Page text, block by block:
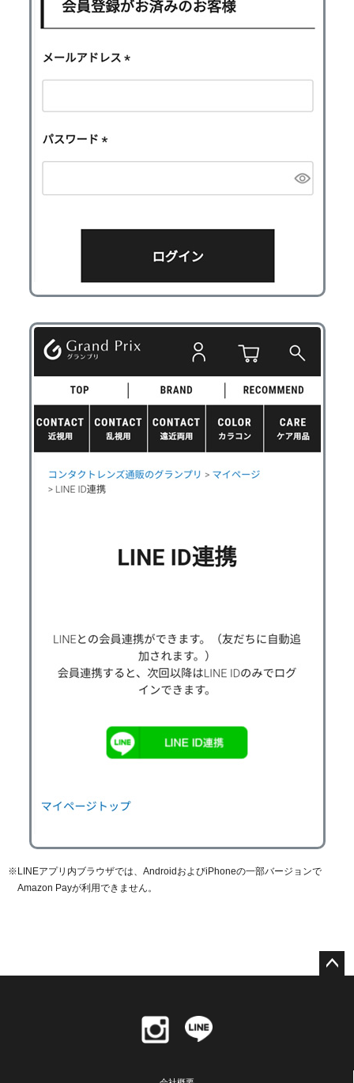
LINEアプリ内ブラウザでは、AndroidおよびiPhoneの一部バージョンで
Amazon Payが利用できません。